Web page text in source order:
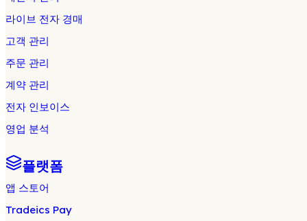
라이브 전자 경매
고객 관리
주문 관리
계약 관리
전자 인보이스
영업 분석
플랫폼
앱 스토어
Tradeics Pay